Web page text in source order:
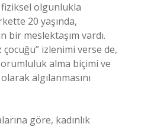
fiziksel olgunlukla
20 yaşında,
bir meslektaşım vardı.
izlenimi verse de,
alma biçimi ve
algılanmasını
göre, kadınlık